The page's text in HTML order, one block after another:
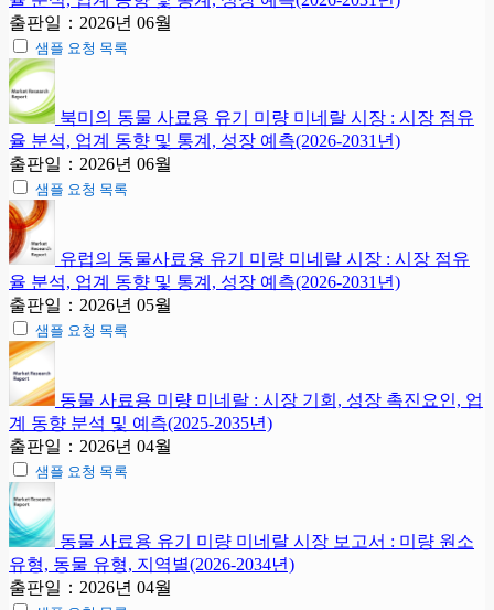
출판일：2026년 06월
샘플 요청 목록
북미의 동물 사료용 유기 미량 미네랄 시장 : 시장 점유
율 분석, 업계 동향 및 통계, 성장 예측(2026-2031년)
출판일：2026년 06월
샘플 요청 목록
유럽의 동물사료용 유기 미량 미네랄 시장 : 시장 점유
율 분석, 업계 동향 및 통계, 성장 예측(2026-2031년)
출판일：2026년 05월
샘플 요청 목록
동물 사료용 미량 미네랄 : 시장 기회, 성장 촉진요인, 업
계 동향 분석 및 예측(2025-2035년)
출판일：2026년 04월
샘플 요청 목록
동물 사료용 유기 미량 미네랄 시장 보고서 : 미량 원소
유형, 동물 유형, 지역별(2026-2034년)
출판일：2026년 04월